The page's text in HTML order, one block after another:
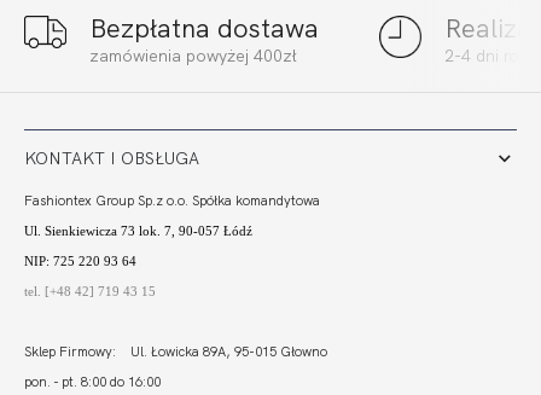
MADERA
MADERA FIGI
Bezpłatna dostawa
zamówienia powyżej 400zł 2-4 dni
KONTAKT I OBSŁUGA
Fashiontex Group Sp.z o.o. Spółka komandytowa
Ul. Sienkiewicza 73 lok. 7, 90-057 Łódź
NIP: 725 220 93 64
tel. [+48 42] 719 43 15
Sklep Firmowy: Ul. Łowicka 89A, 95-015 Głowno
pon. - pt. 8:00 do 16:00